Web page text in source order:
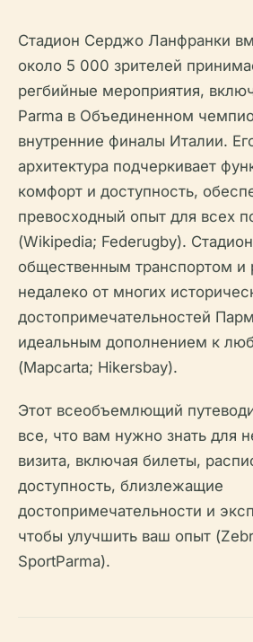
Стадион Серджо Ланфранки
около 5 000 зрителей
регбийные мероприятия,
Parma в Объединенном
внутренние финалы Италии.
архитектура подчеркивает
комфорт и доступность,
превосходный опыт для всех
(Wikipedia; Federugby).
общественным транспортом и
недалеко от многих
достопримечательностей
идеальным дополнением к
(Mapcarta; Hikersbay).
Этот всеобъемлющий
все, что вам нужно знать для
визита, включая билеты,
доступность, близлежащие
достопримечательности и
чтобы улучшить ваш опыт
SportParma).